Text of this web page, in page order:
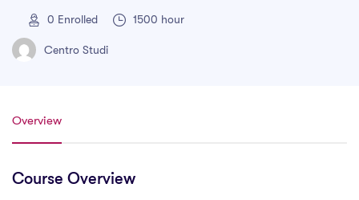
0 Enrolled 1500 hour
Centro Studi
Overview
Course Overview